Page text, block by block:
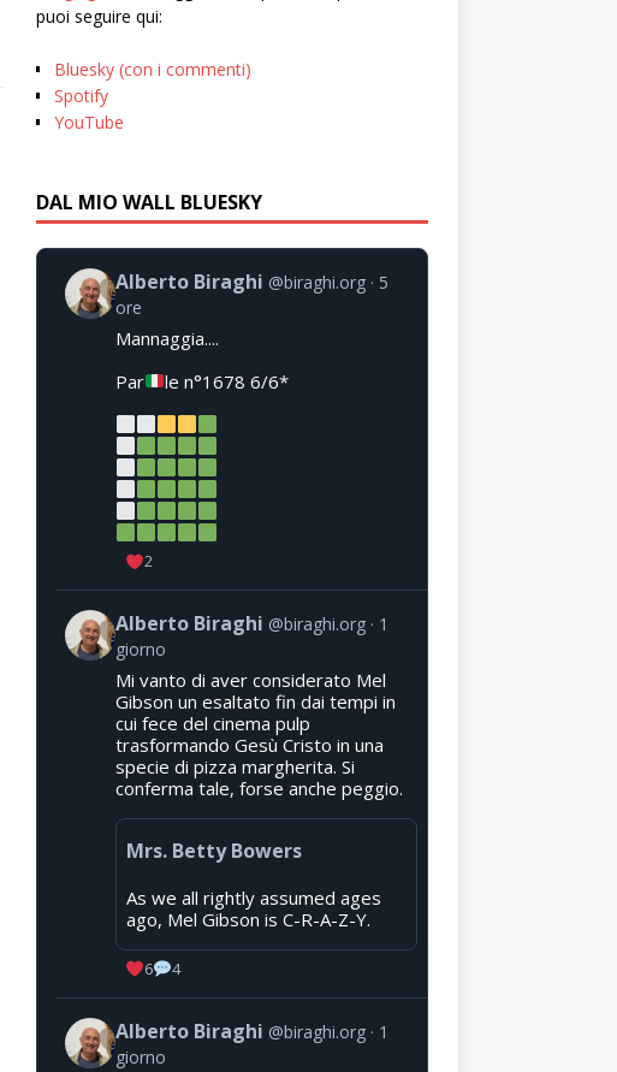
puoi seguire qui:
Bluesky (con i commenti)
Spotify
YouTube
DAL MIO WALL BLUESKY
Alberto Biraghi @biraghi.org
5
ore
Mannaggia....
Par
le n°1678 6/6*
2
Alberto Biraghi @biraghi.org
1
giorno
Mi vanto di aver considerato Mel
Gibson un esaltato fin dai tempi in
cui fece del cinema pulp
trasformando Gesù Cristo in una
specie di pizza margherita. Si
conferma tale, forse anche peggio.
Mrs. Betty Bowers
As we all rightly assumed ages
ago, Mel Gibson is C-R-A-Z-Y.
6 4
Alberto Biraghi @biraghi.org
1
giorno